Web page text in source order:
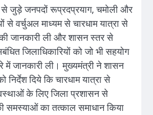
से जुड़े जनपदों रूप्रदप्रयाग, चमोली और
से वर्चुअल माध्यम से चारधाम यात्रा से
जानकारी ली और शासन स्तर से
जिलाधिकारियों को जो भी सहयोग
जानकारी ली। मुख्यमंत्री ने शासन
दिये कि चारधाम यात्रा से
के लिए जिला प्रशासन से
समस्याओं का तत्काल समाधान किया